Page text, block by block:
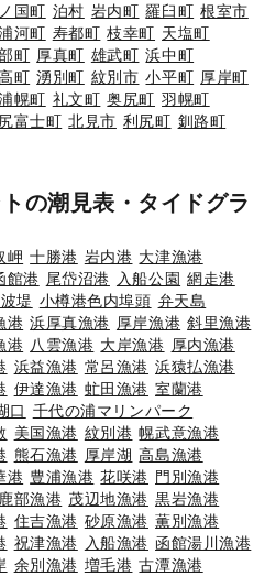
ノ国町 泊村 岩内町 羅臼町 根室市
河町 寿都町 枝幸町 天塩町
町 厚真町 雄武町 浜中町
町 湧別町 紋別市 小平町 厚岸町
幌町 礼文町 奥尻町 羽幌町
富士町 北見市 利尻町 釧路町
の潮見表・タイドグラ
岬 十勝港 岩内港 大津漁港
館港 尾岱沼港 入船公園 網走港
堤 小樽港色内埠頭 弁天島
港 浜厚真漁港 厚岸漁港 斜里漁港
港 八雲漁港 大岸漁港 厚内漁港
浜益漁港 常呂漁港 浜猿払漁港
伊達漁港 虻田漁港 室蘭港
口 千代の浦マリンパーク
美国漁港 紋別港 幌武意漁港
熊石漁港 厚岸湖 高島漁港
港 豊浦漁港 花咲港 門別漁港
鹿部漁港 茂辺地漁港 黒岩漁港
住吉漁港 砂原漁港 薫別漁港
祝津漁港 入船漁港 函館湯川漁港
余別漁港 増毛港 古潭漁港